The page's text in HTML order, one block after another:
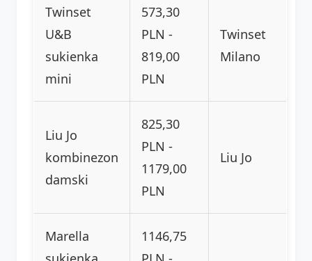
Twinset
U&B
sukienka
mini
573,30
PLN -
819,00
PLN
Twinset
Milano
Liu Jo
kombinezon
damski
825,30
PLN -
1179,00
PLN
Liu Jo
Marella
1146,75